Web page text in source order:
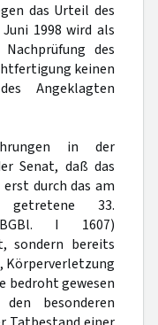
das Urteil des
1998 wird als
des
keinen
Angeklagten
in der
Senat, daß das
durch das am
33.
(BGBl. I 1607)
sondern bereits
Körperverletzung
bedroht gewesen
besonderen